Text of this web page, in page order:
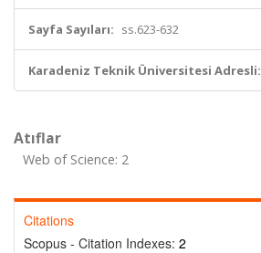
Sayfa Sayıları: ss.623-632
Karadeniz Teknik Üniversitesi Adresli:
Atıflar
Web of Science: 2
Citations
Scopus - Citation Indexes: 2